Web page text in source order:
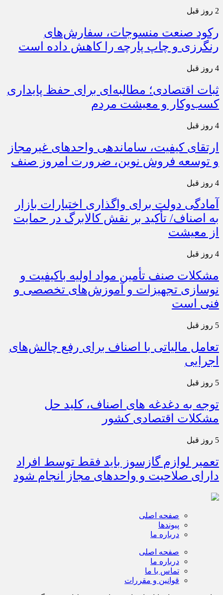
2 روز قبل
رکود صنعت منسوجات، سفارش‌های
رنگرزی و چاپ پارچه را کاهش داده است
4 روز قبل
ثبات اقتصادی؛ مطالبه‌ای برای حفظ پایداری
کسب‌وکار و معیشت مردم
4 روز قبل
ارتقای کیفیت، ساماندهی واحدهای غیرمجاز
و توسعه فروش نوین، ضرورت امروز صنف
4 روز قبل
آمادگی دولت برای واگذاری اختیارات بازار
به اصناف/ تأکید بر نقش کالابرگ در حمایت
از معیشت
4 روز قبل
مشکلات صنف تأمین مواد اولیه باکیفیت و
نوسازی تجهیزات و آموزش‌های تخصصی و
فنی است
5 روز قبل
تعامل مالیاتی با اصناف برای رفع چالش‌های
اجرایی
5 روز قبل
توجه به دغدغه های اصناف، کلید حل
مشکلات اقتصادی کشور
5 روز قبل
تعمیر لوازم گازسوز باید فقط توسط افراد
دارای صلاحیت و واحدهای مجاز انجام شود
صفحه اصلی
پیوندها
درباره ما
صفحه اصلی
درباره ما
تماس با ما
قوانین و مقررات